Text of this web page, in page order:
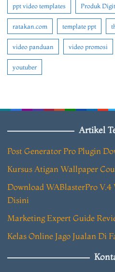
ppt video templates Produk
ratakan.com template ppt
video panduan video promosi
youtuber
Artikel
Post Generator Pro Plugin
Kursus Atigan Wallpaper
Download WABlasterPro V.4
Disini
Marketing Expert Guide
Kelas Online Jago Jualan Di